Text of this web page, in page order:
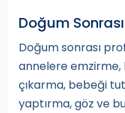
Doğum
Doğum sonrası
annelere emzirme,
çıkarma, bebeği
yaptırma, göz ve